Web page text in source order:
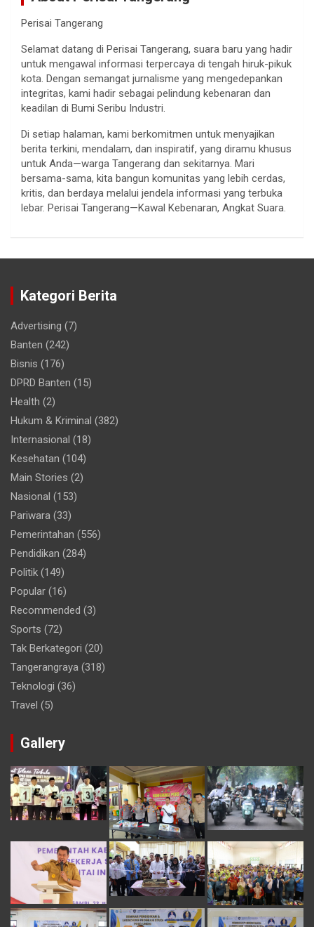
Perisai Tangerang
Selamat datang di Perisai Tangerang, suara baru yang hadir
untuk mengawal informasi terpercaya di tengah hiruk-pikuk
kota. Dengan semangat jurnalisme yang mengedepankan
integritas, kami hadir sebagai pelindung kebenaran dan
keadilan di Bumi Seribu Industri.
Di setiap halaman, kami berkomitmen untuk menyajikan
berita terkini, mendalam, dan inspiratif, yang diramu khusus
untuk Anda—warga Tangerang dan sekitarnya. Mari
bersama-sama, kita bangun komunitas yang lebih cerdas,
kritis, dan berdaya melalui jendela informasi yang terbuka
lebar. Perisai Tangerang—Kawal Kebenaran, Angkat Suara.
Kategori Berita
Advertising (7)
Banten (242)
Bisnis (176)
DPRD Banten (15)
Health (2)
Hukum & Kriminal (382)
Internasional (18)
Kesehatan (104)
Main Stories (2)
Nasional (153)
Pariwara (33)
Pemerintahan (556)
Pendidikan (284)
Politik (149)
Popular (16)
Recommended (3)
Sports (72)
Tak Berkategori (20)
Tangerangraya (318)
Teknologi (36)
Travel (5)
Gallery